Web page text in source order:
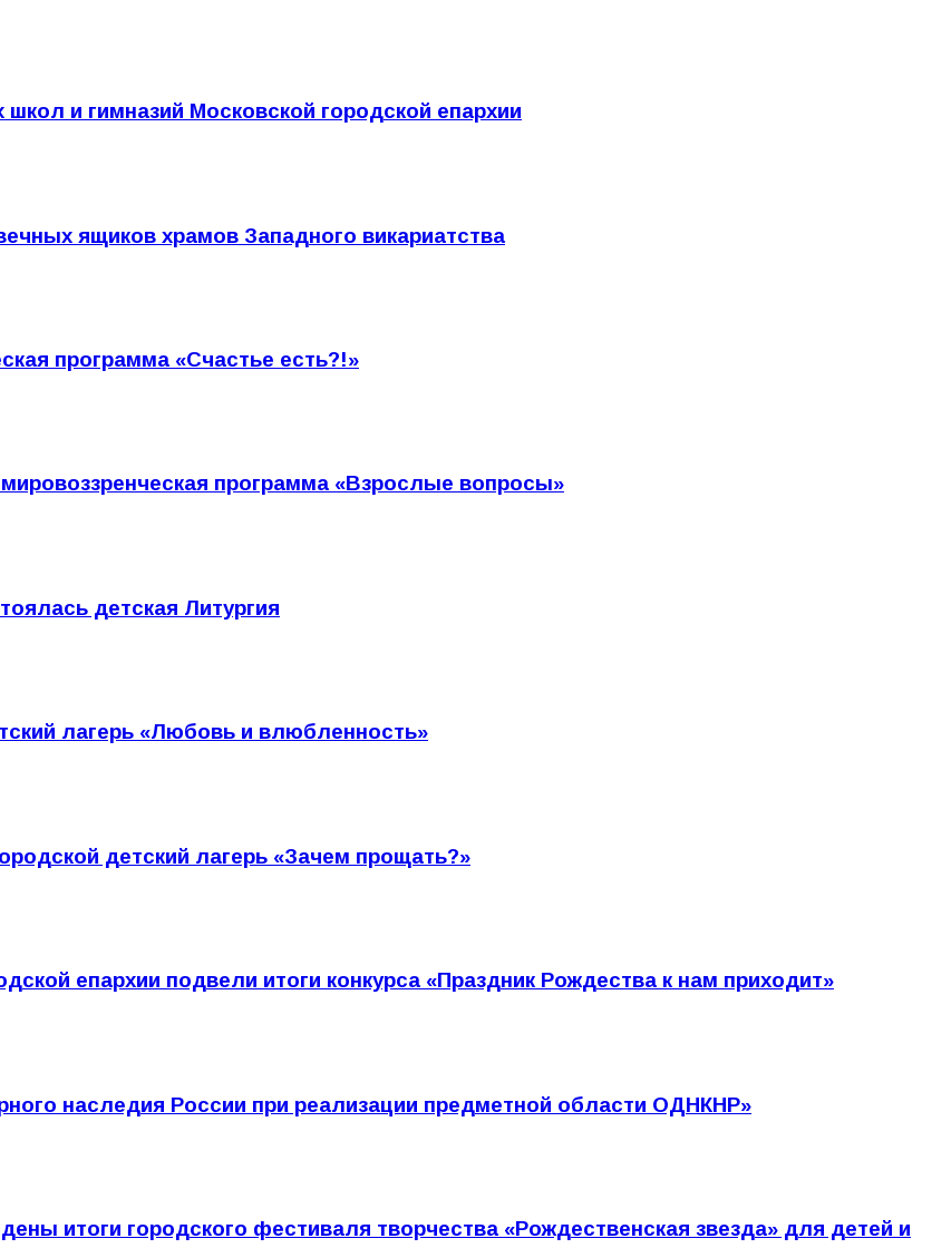
и гимназий Московской городской епархии
ящиков храмов Западного викариатства
программа «Счастье есть?!»
программа «Взрослые вопросы»
детская Литургия
лагерь «Любовь и влюбленность»
детский лагерь «Зачем прощать?»
епархии подвели итоги конкурса «Праздник Рождества к нам приходит»
наследия России при реализации предметной области ОДНКНР»
итоги городского фестиваля творчества «Рождественская звезда» для детей и